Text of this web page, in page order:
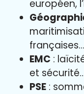
européen,
françaises…
EMC :
et
PSE :